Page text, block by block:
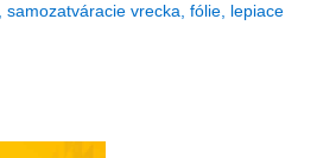
samozatváracie vrecka, fólie, lepiace